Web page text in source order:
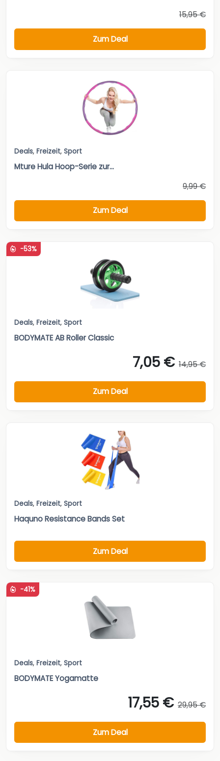
15,95 €
Zum Deal
Deals, Freizeit, Sport
Mture Hula Hoop-Serie zur...
9,99 €
Zum Deal
-53%
Deals, Freizeit, Sport
BODYMATE AB Roller Classic
7,05 € 14,95 €
Zum Deal
Deals, Freizeit, Sport
Haquno Resistance Bands Set
Zum Deal
-41%
Deals, Freizeit, Sport
BODYMATE Yogamatte
17,55 € 29,95 €
Zum Deal